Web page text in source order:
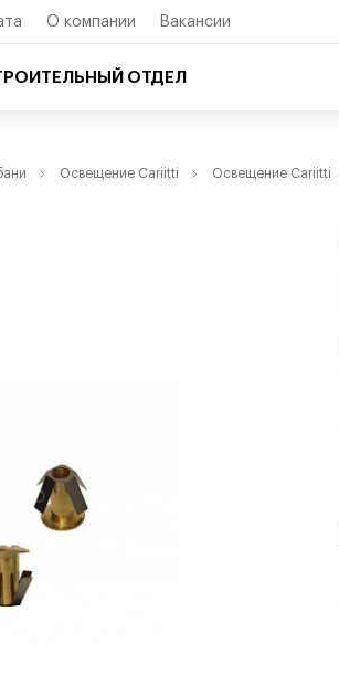
О компании Вакансии
ОТДЕЛ
Освещение Cariitti Освещение Cariitti